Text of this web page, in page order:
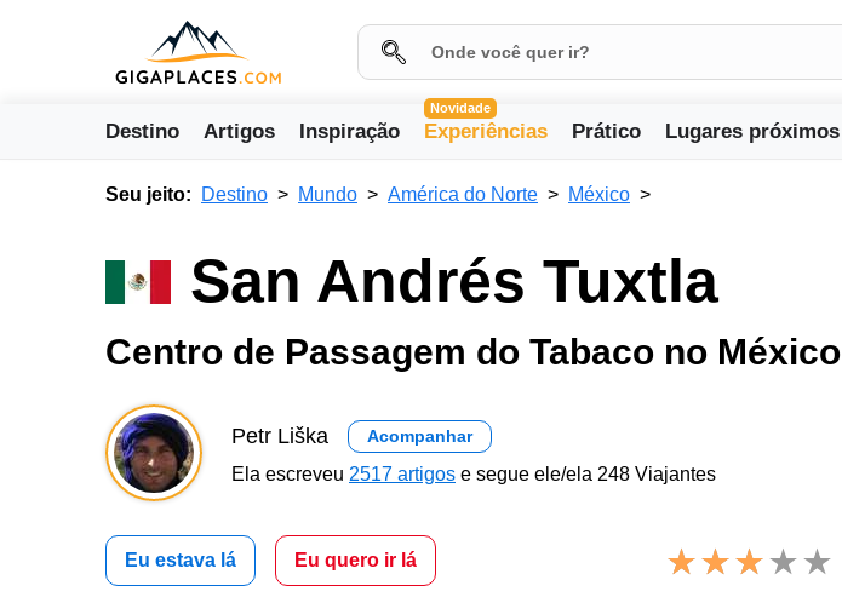
Destino Artigos Inspiração
Novidade
Experiências Prático Lugares próximos
Seu jeito: Destino Mundo América do Norte México
San Andrés Tuxtla
Centro de Passagem do Tabaco no México
Petr Liška Acompanhar
Ela escreveu 2517 artigos e segue ele/ela 248 Viajantes
Eu estava lá Eu quero ir lá